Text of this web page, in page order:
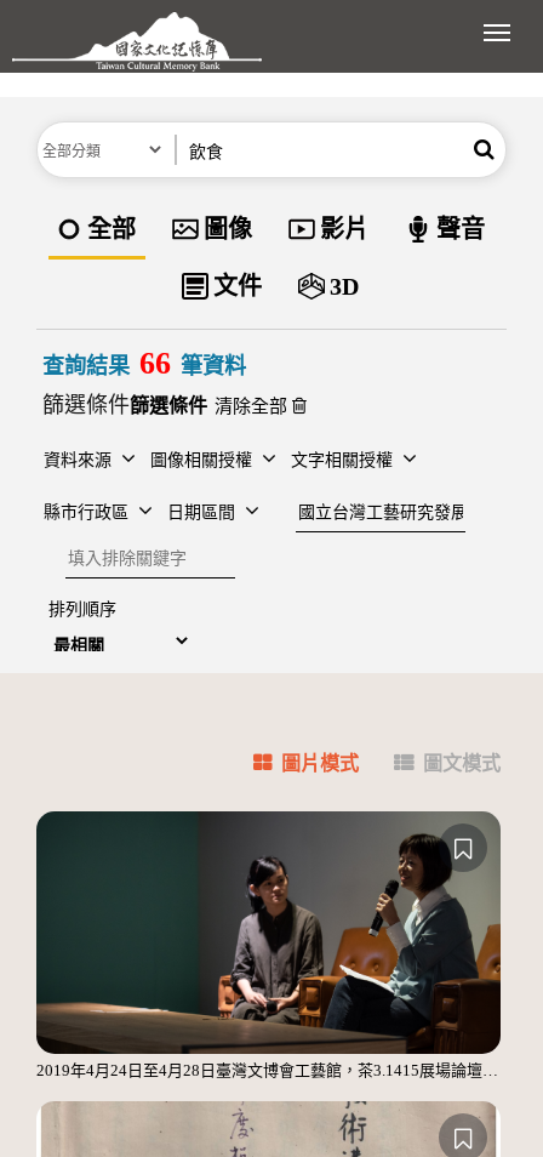
跳到主要內容區塊
展
分類 搜尋
資料類型
全部 圖像 影片 聲音
文件 3D
查詢結果 66 筆資料
篩選條件
清除全部
資料來源 圖像相關授權 文字相關授權
縣市行政區 日期區間
建檔單位
排除關鍵字
排列順序
圖片模式 圖文模式
2019年4月24日至4月28日臺灣文博會工藝館，茶3.1415展場論壇，飲食作家葉怡蘭 Yilan，演講「台灣風土與紅茶滋味」